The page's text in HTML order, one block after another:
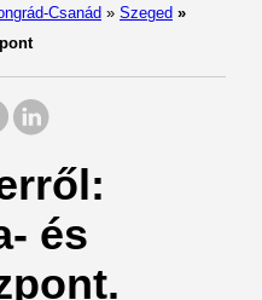
Csanád » Szeged »
és